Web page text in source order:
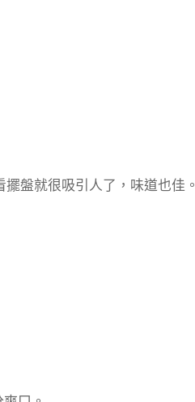
盤就很吸引人了，味道也佳。